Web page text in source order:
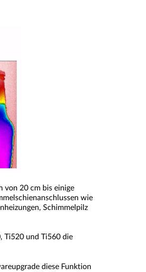
von 20 cm bis einige
wie
Schimmelpilz
Ti520 und Ti560 die
diese Funktion